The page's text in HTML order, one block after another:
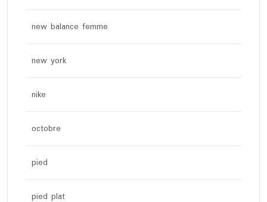
new balance femme
new york
nike
octobre
pied
pied plat